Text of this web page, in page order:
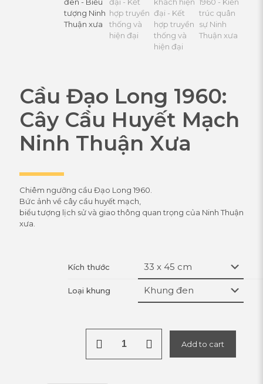
Cầu Đạo Long 1960:
Cây Cầu Huyết Mạch
Ninh Thuận Xưa
Chiêm ngưỡng cầu Đạo Long 1960.
Bức ảnh về cây cầu huyết mạch,
biểu tượng lịch sử và giao thông quan trọng của Ninh Thuận
xưa.
Kích thước
Loại khung
Add to cart